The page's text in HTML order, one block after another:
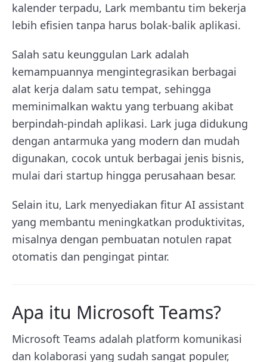
kalender terpadu, Lark membantu tim bekerja
lebih efisien tanpa harus bolak-balik aplikasi.
Salah satu keunggulan Lark adalah
kemampuannya mengintegrasikan berbagai
alat kerja dalam satu tempat, sehingga
meminimalkan waktu yang terbuang akibat
berpindah-pindah aplikasi. Lark juga didukung
dengan antarmuka yang modern dan mudah
digunakan, cocok untuk berbagai jenis bisnis,
mulai dari startup hingga perusahaan besar.
Selain itu, Lark menyediakan fitur AI assistant
yang membantu meningkatkan produktivitas,
misalnya dengan pembuatan notulen rapat
otomatis dan pengingat pintar.
Apa itu Microsoft Teams?
Microsoft Teams adalah platform komunikasi
dan kolaborasi yang sudah sangat populer,